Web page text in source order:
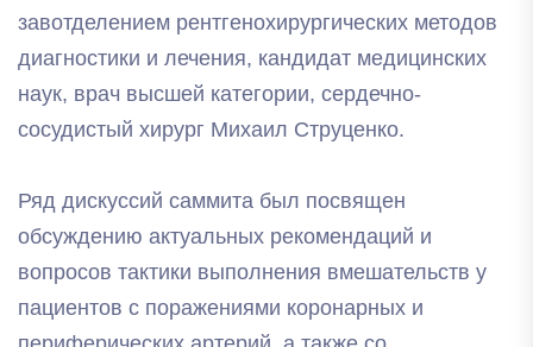
завотделением рентгенохирургических методов
диагностики и лечения, кандидат медицинских
наук, врач высшей категории, сердечно-
сосудистый хирург Михаил Струценко.
Ряд дискуссий саммита был посвящен
обсуждению актуальных рекомендаций и
вопросов тактики выполнения вмешательств у
пациентов с поражениями коронарных и